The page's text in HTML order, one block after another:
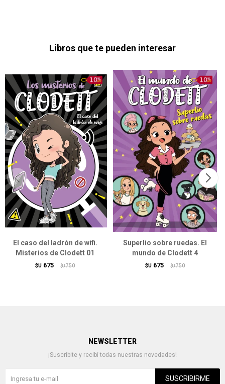
Libros que te pueden interesar
El caso del ladrón de wifi.
Misterios de Clodett 01
$U 675 $U 750
Superlío sobre ruedas. El
mundo de Clodett 4
$U 675 $U 750
NEWSLETTER
¡Suscribite y recibí todas nuestras novedades!
SUSCRIBIRME